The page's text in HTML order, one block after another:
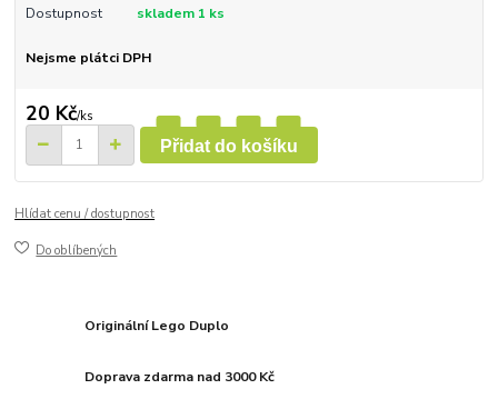
Dostupnost skladem 1 ks
Nejsme plátci DPH
20 Kč/ks
Přidat do košíku
Hlídat cenu / dostupnost
Do oblíbených
Originální Lego Duplo
Doprava zdarma nad 3000 Kč